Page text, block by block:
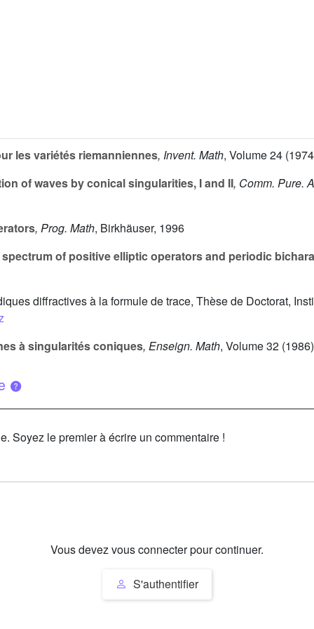
les variétés riemanniennes, Invent. Math, Volume 24
of waves by conical singularities, I and II, Comm. Pure.
, Prog. Math, Birkhäuser, 1996
of positive elliptic operators and periodic
diffractives à la formule de trace, Thèse de Doctorat,
à singularités coniques, Enseign. Math, Volume 32
Soyez le premier à écrire un commentaire !
Vous devez vous connecter pour continuer.
S'authentifier